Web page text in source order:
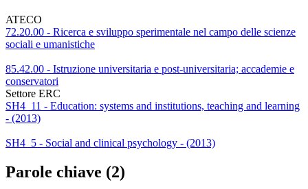
ATECO
72.20.00 - Ricerca e sviluppo sperimentale nel campo delle scienze
sociali e umanistiche
85.42.00 - Istruzione universitaria e post-universitaria; accademie e
conservatori
Settore ERC
SH4_11 - Education: systems and institutions, teaching and learning
- (2013)
SH4_5 - Social and clinical psychology - (2013)
Parole chiave (2)